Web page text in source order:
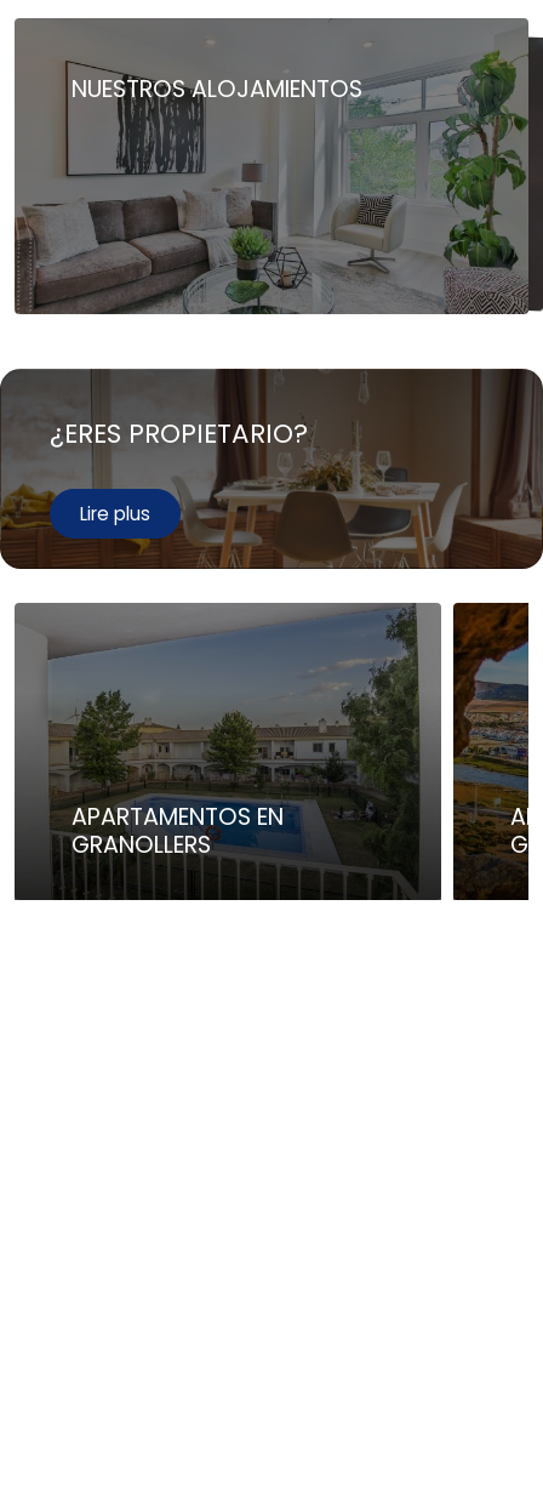
NUESTROS ALOJAMIENTOS
ANÚNCIATE CON NOSOTROS
SERVICIOS
¿ERES PROPIETARIO?
Lire plus
APARTAMENTOS EN
GRANOLLERS